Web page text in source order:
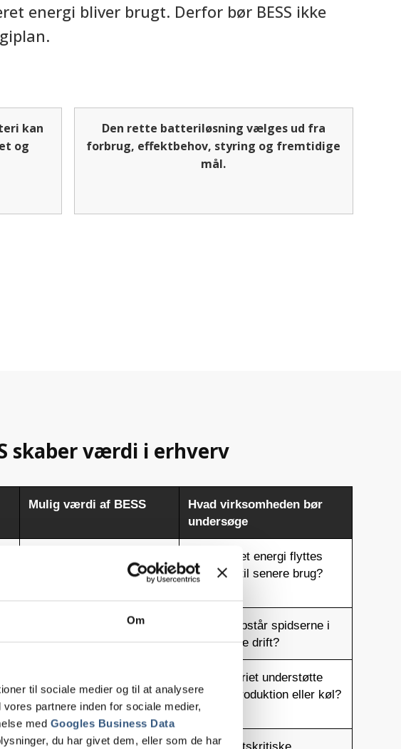
Om
til sociale medier og til at analysere
partnere inden for sociale medier,
med Googles Business Data
du har givet dem, eller som de har
energi bliver brugt. Derfor bør BESS ikke
kan
og
Den rette batteriløsning vælges ud fra
forbrug, effektbehov, styring og fremtidige
mål.
skaber værdi i erhverv
Mulig værdi af BESS
Hvad virksomheden bør
undersøge
Hvor meget energi flyttes
realistisk til senere brug?
Mere fleksibel styring af
effekttoppe
Hvornår opstår spidserne i
den daglige drift?
mellem produktion og
forbrug
Skal batteriet understøtte
ladning, produktion eller køl?
Større fleksibilitet i
Hvilke driftskritiske